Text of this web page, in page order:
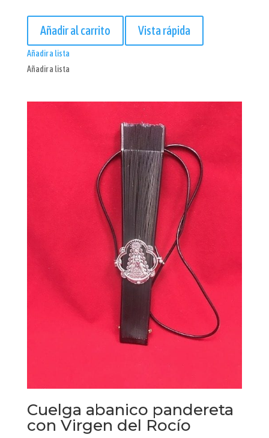
Añadir al carrito Vista rápida
Añadir a lista
Añadir a lista
Cuelga abanico pandereta
con Virgen del Rocío